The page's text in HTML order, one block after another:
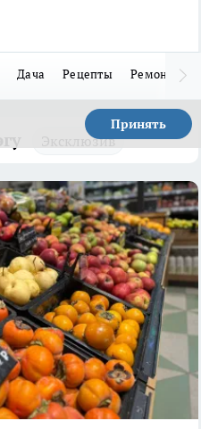
Дача Рецепты Ремонт
Принять
Эксклюзив